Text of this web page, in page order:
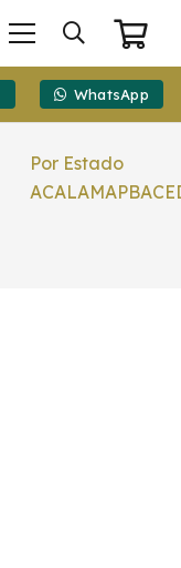
WhatsApp
Por Estado
ACALAMAPBACE